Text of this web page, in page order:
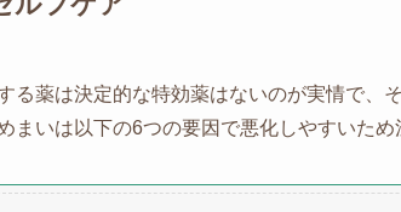
る薬は決定的な特効薬はないのが実情で、
まいは以下の6つの要因で悪化しやすいため